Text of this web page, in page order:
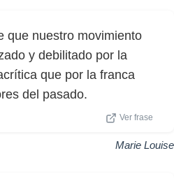
que nuestro movimiento
y debilitado por la
que por la franca
del pasado.
Ver frase
Marie Louise